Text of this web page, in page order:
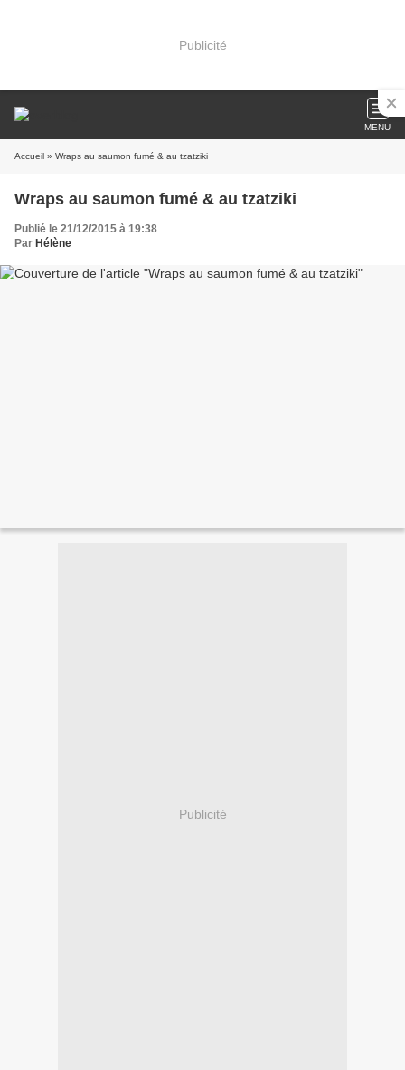
Publicité
MENU
Accueil » Wraps au saumon fumé & au tzatziki
Wraps au saumon fumé & au tzatziki
Publié le 21/12/2015 à 19:38
Par Hélène
Publicité